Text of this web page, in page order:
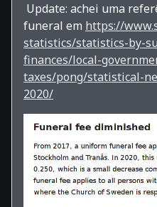
Update: achei uma
funeral em https://
statistics/statistics-by-
finances/local-
taxes/pong/statistical-
2020/